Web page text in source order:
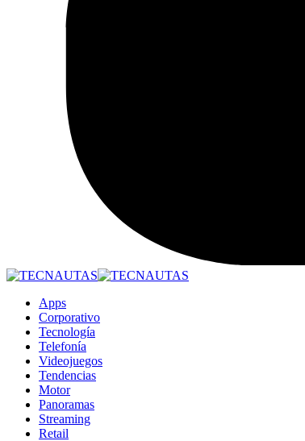
Apps
Corporativo
Tecnología
Telefonía
Videojuegos
Tendencias
Motor
Panoramas
Streaming
Retail